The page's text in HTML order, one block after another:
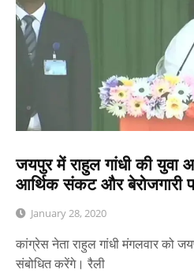
जयपुर में राहुल गांधी की
आर्थिक संकट और बेरोजगारी
January 28, 2020
कांग्रेस नेता राहुल गांधी मंगलवार को
संबोधित करेंगे। रैली